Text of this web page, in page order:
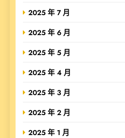
2025 年 7 月
2025 年 6 月
2025 年 5 月
2025 年 4 月
2025 年 3 月
2025 年 2 月
2025 年 1 月